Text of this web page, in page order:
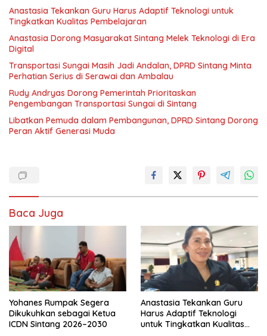
Anastasia Tekankan Guru Harus Adaptif Teknologi untuk
Tingkatkan Kualitas Pembelajaran
Anastasia Dorong Masyarakat Sintang Melek Teknologi di Era
Digital
Transportasi Sungai Masih Jadi Andalan, DPRD Sintang Minta
Perhatian Serius di Serawai dan Ambalau
Rudy Andryas Dorong Pemerintah Prioritaskan
Pengembangan Transportasi Sungai di Sintang
Libatkan Pemuda dalam Pembangunan, DPRD Sintang Dorong
Peran Aktif Generasi Muda
Baca Juga
Yohanes Rumpak Segera
Dikukuhkan sebagai Ketua
ICDN Sintang 2026–2030
Anastasia Tekankan Guru
Harus Adaptif Teknologi
untuk Tingkatkan Kualitas